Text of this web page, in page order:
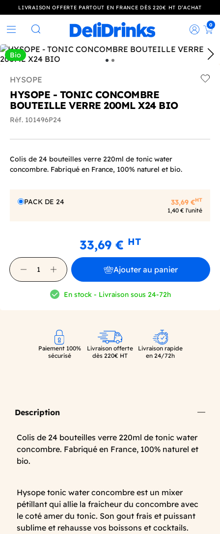
LIVRAISON OFFERTE PARTOUT EN FRANCE DÈS 220€ HT D’ACHAT
Rechercher
0
Bio
HYSOPE
HYSOPE - TONIC CONCOMBRE
BOUTEILLE VERRE 200ML X24 BIO
Réf. 101496P24
Colis de 24 bouteilles verre 220ml de tonic water
concombre. Fabriqué en France, 100% naturel et bio.
PACK DE 24 33,69 €HT
1,40 € l'unité
33,69 € HT
Ajouter au panier
En stock - Livraison sous 24-72h
Paiement 100%
sécurisé
Livraison offerte
dès 220€ HT
Livraison rapide
en 24/72h
Description
Colis de 24 bouteilles verre 220ml de tonic water
concombre. Fabriqué en France, 100% naturel et
bio.
Hysope tonic water concombre est un mixer
pétillant qui allie la fraicheur du concombre avec
le coté amer du tonic. Son gout frais et puissant
sublime et rehausse vos boissons et cocktails.